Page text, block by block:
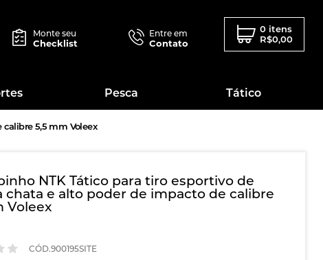
Monte seu
Checklist
Entre em
Contato
0 itens
R$0,00
Pesca Tático
5,5 mm Voleex
NTK Tático para tiro esportivo de
chata e alto poder de impacto de calibre
Voleex
CÓD.900195SITE